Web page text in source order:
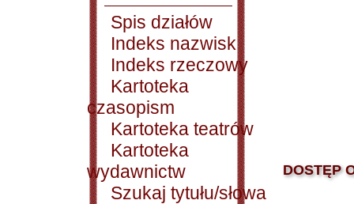
Spis działów
Indeks nazwisk
Indeks rzeczowy
Kartoteka
czasopism
Kartoteka teatrów
Kartoteka
wydawnictw
Szukaj tytułu/słowa
DOSTĘP